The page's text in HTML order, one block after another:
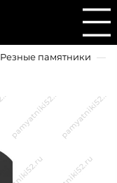
Резные памятники —